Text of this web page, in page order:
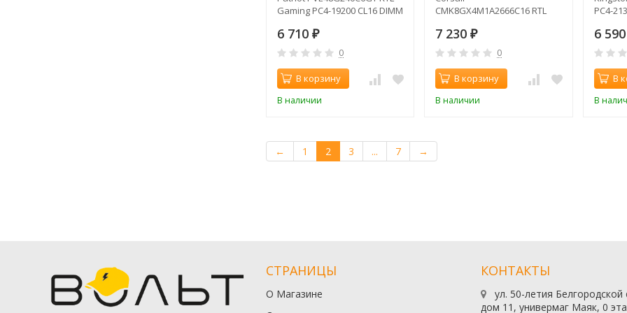
Gaming PC4-19200 CL16 DIMM
6 710 ₽
0
В корзину
В наличии
CMK8GX4M1A2666C16 RTL
1.2В
7 230₽
0
В корзину
В наличии
PC4-
6 590
В
В
← 1 2 3 ... 7 →
СТРАНИЦЫ
О Магазине
КОНТАКТЫ
ул. 50-летия Белгородской
дом 11, универмаг Маяк, 0